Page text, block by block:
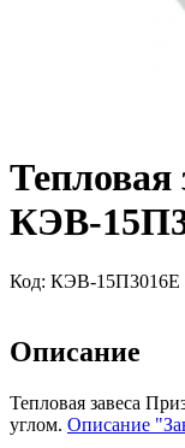
Тепловая
КЭВ-
Код: КЭВ-15П3016Е
Описание
Тепловая завеса
углом. Описание